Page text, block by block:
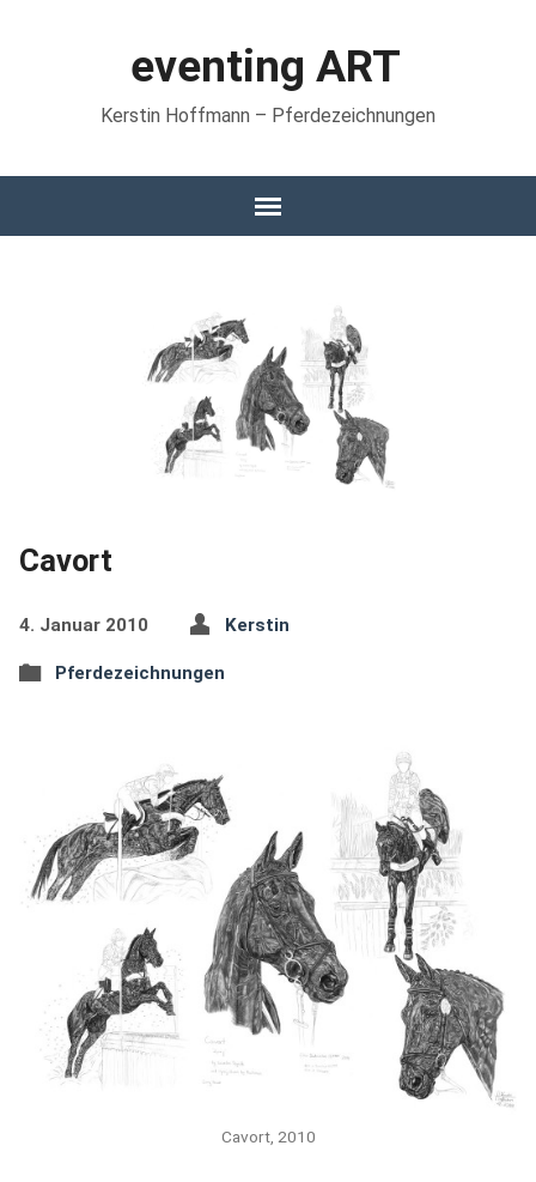
eventing ART
Kerstin Hoffmann – Pferdezeichnungen
Cavort
4. Januar 2010 Kerstin
Pferdezeichnungen
Cavort, 2010